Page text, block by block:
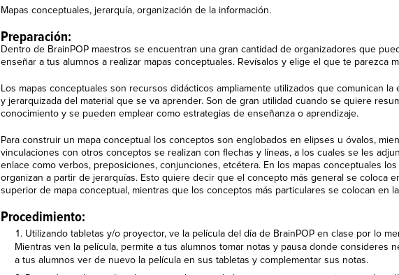
Mapas conceptuales, jerarquía, organización de la información.
Preparación:
Dentro de BrainPOP maestros se encuentran una gran cantidad de organizadores que
enseñar a tus alumnos a realizar mapas conceptuales. Revísalos y elige el que te parezca
Los mapas conceptuales son recursos didácticos ampliamente utilizados que comunican la
y jerarquizada del material que se va aprender. Son de gran utilidad cuando se quiere
conocimiento y se pueden emplear como estrategias de enseñanza o aprendizaje.
Para construir un mapa conceptual los conceptos son englobados en elipses u óvalos,
vinculaciones con otros conceptos se realizan con flechas y líneas, a los cuales se les
enlace como verbos, preposiciones, conjunciones, etcétera. En los mapas conceptuales
organizan a partir de jerarquías. Esto quiere decir que el concepto más general se coloca
superior de mapa conceptual, mientras que los conceptos más particulares se colocan en
Procedimiento:
Utilizando tabletas y/o proyector, ve la película del día de BrainPOP en clase por lo
Mientras ven la película, permite a tus alumnos tomar notas y pausa donde consideres
a tus alumnos ver de nuevo la película en sus tabletas y complementar sus notas.